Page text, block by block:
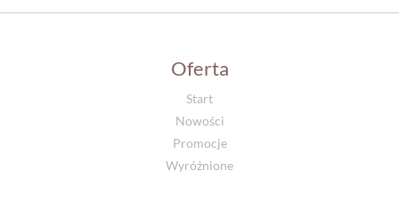
Oferta
Start
Nowości
Promocje
Wyróżnione